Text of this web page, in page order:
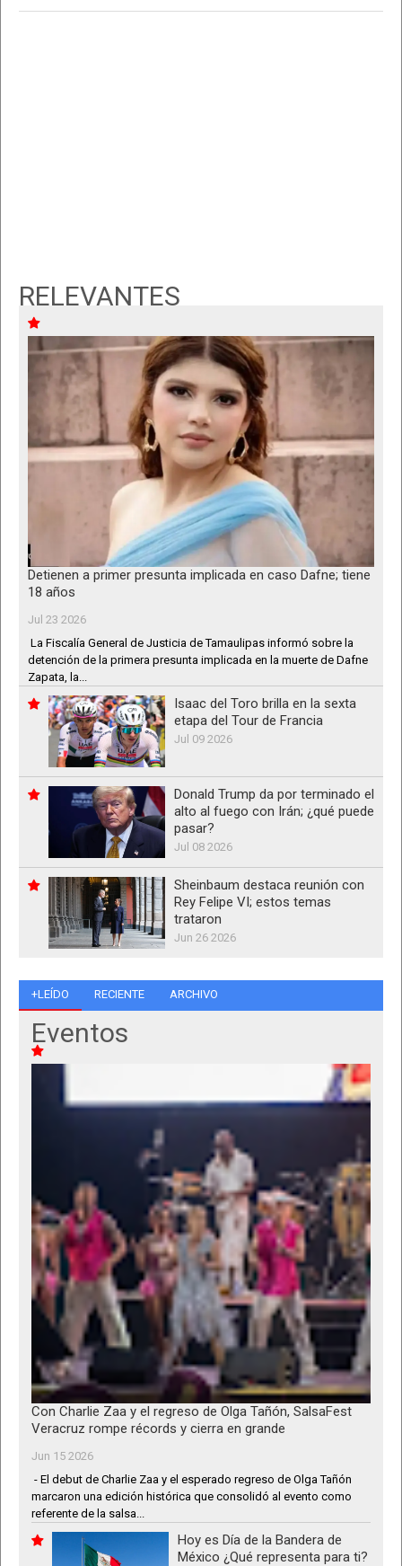
RELEVANTES
Detienen a primer presunta implicada en caso Dafne; tiene
18 años
Jul 23 2026
La Fiscalía General de Justicia de Tamaulipas informó sobre la
detención de la primera presunta implicada en la muerte de Dafne
Zapata, la...
Isaac del Toro brilla en la sexta
etapa del Tour de Francia
Jul 09 2026
Donald Trump da por terminado el
alto al fuego con Irán; ¿qué puede
pasar?
Jul 08 2026
Sheinbaum destaca reunión con
Rey Felipe VI; estos temas
trataron
Jun 26 2026
+LEÍDO RECIENTE ARCHIVO
Eventos
Con Charlie Zaa y el regreso de Olga Tañón, SalsaFest
Veracruz rompe récords y cierra en grande
Jun 15 2026
- El debut de Charlie Zaa y el esperado regreso de Olga Tañón
marcaron una edición histórica que consolidó al evento como
referente de la salsa...
Hoy es Día de la Bandera de
México ¿Qué representa para ti?